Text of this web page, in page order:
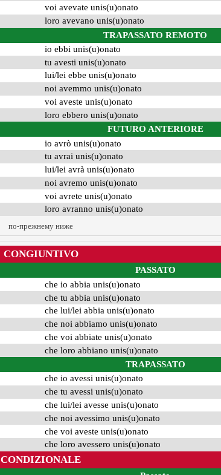
voi avevate unis(u)onato
loro avevano unis(u)onato
TRAPASSATO REMOTO
io ebbi unis(u)onato
tu avesti unis(u)onato
lui/lei ebbe unis(u)onato
noi avemmo unis(u)onato
voi aveste unis(u)onato
loro ebbero unis(u)onato
FUTURO ANTERIORE
io avrò unis(u)onato
tu avrai unis(u)onato
lui/lei avrà unis(u)onato
noi avremo unis(u)onato
voi avrete unis(u)onato
loro avranno unis(u)onato
по-прежнему ниже
CONGIUNTIVO
PASSATO
che io abbia unis(u)onato
che tu abbia unis(u)onato
che lui/lei abbia unis(u)onato
che noi abbiamo unis(u)onato
che voi abbiate unis(u)onato
che loro abbiano unis(u)onato
TRAPASSATO
che io avessi unis(u)onato
che tu avessi unis(u)onato
che lui/lei avesse unis(u)onato
che noi avessimo unis(u)onato
che voi aveste unis(u)onato
che loro avessero unis(u)onato
CONDIZIONALE